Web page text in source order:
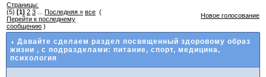
Страницы:
(5) [1] 2 3 Последняя » все (
Перейти к последнему
сообщению )
Новое голосование
Давайте сделаем раздел посвященный здоровому образ
жизни , с подразделами: питание, спорт, медицина,
психология